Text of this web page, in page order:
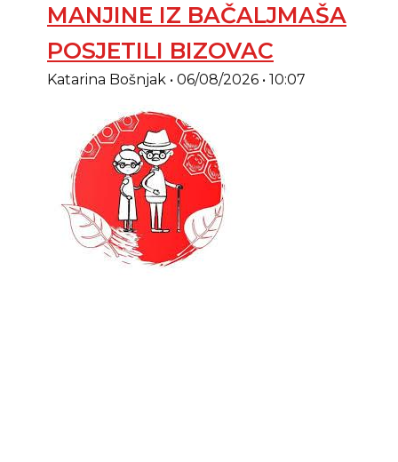
MANJINE IZ BAČALJMAŠA
POSJETILI BIZOVAC
Katarina Bošnjak 06/08/2026 10:07